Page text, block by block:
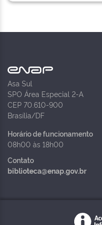
Asa Sul
SPO Área Especial 2-A
CEP 70.610-900
Brasília/DF
Horário de funcionamento
08h00 às 18h00
Contato
biblioteca@enap.gov.br